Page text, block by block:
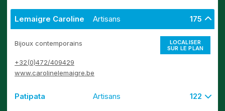
Lemaigre Caroline Artisans 175
Bijoux contemporains
+32(0)472/409429
www.carolinelemaigre.be
LOCALISER
SUR LE PLAN
Patipata Artisans 122